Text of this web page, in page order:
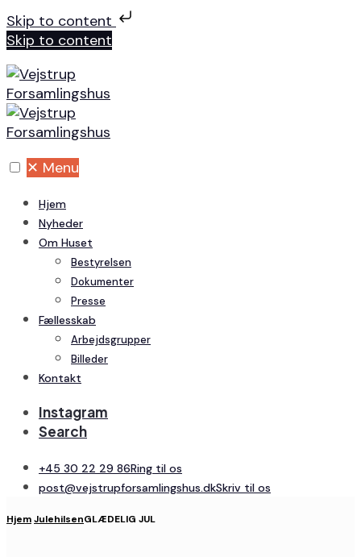
Skip to content
Skip to content
✕ Menu
Hjem
Nyheder
Om Huset
Bestyrelsen
Dokumenter
Presse
Fællesskab
Arbejdsgrupper
Billeder
Kontakt
Instagram
Search
+45 30 22 29 86Ring til os
post@vejstrupforsamlingshus.dkSkriv til os
HjemJulehilsenGLÆDELIG JUL